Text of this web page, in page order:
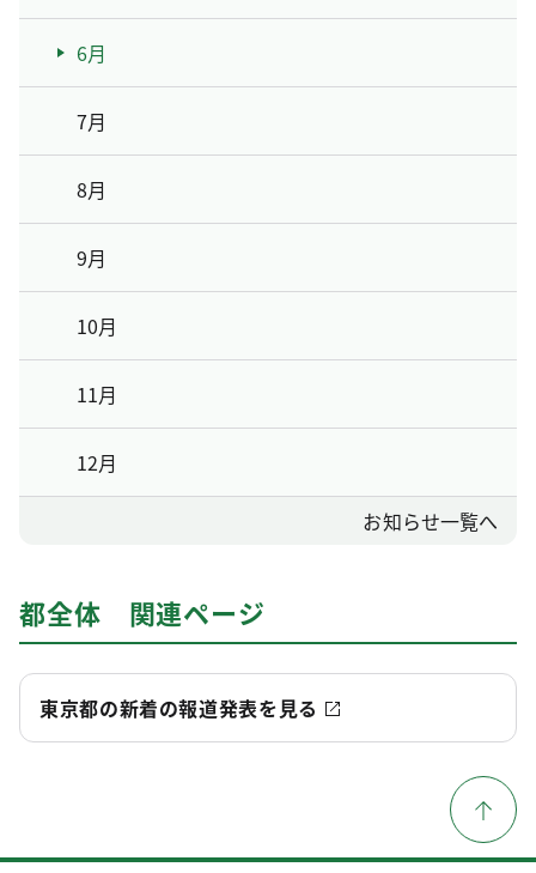
6月
7月
8月
9月
10月
11月
12月
お知らせ一覧へ
都全体 関連ページ
東京都の新着の報道発表を見る